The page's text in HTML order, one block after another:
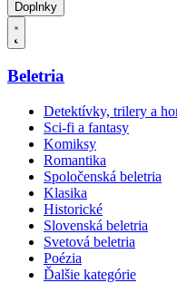
Doplnky
Beletria
Detektívky, trilery a
Sci-fi a fantasy
Komiksy
Romantika
Spoločenská beletria
Klasika
Historické
Slovenská beletria
Svetová beletria
Poézia
Ďalšie kategórie